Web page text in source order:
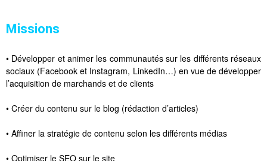
Missions
• Développer et animer les communautés sur les différents réseaux
sociaux (Facebook et Instagram, LinkedIn…) en vue de développer
l’acquisition de marchands et de clients
• Créer du contenu sur le blog (rédaction d’articles)
• Affiner la stratégie de contenu selon les différents médias
• Optimiser le SEO sur le site